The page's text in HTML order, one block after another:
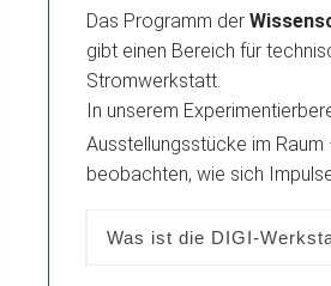
Das Programm der
gibt einen Bereich für
Stromwerkstatt.
In unserem
Ausstellungsstücke im
beobachten, wie sich
Was ist die DIGI-